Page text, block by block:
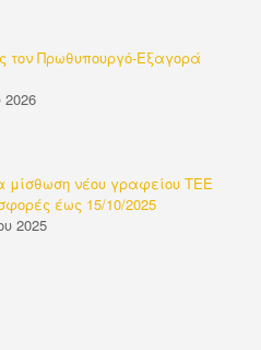
τον Πρωθυπουργό-Εξαγορά
2026
μίσθωση νέου γραφείου ΤΕΕ
έως 15/10/2025
2025